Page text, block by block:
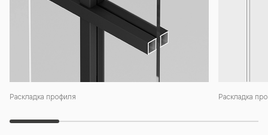
Раскладка профиля Раскладка